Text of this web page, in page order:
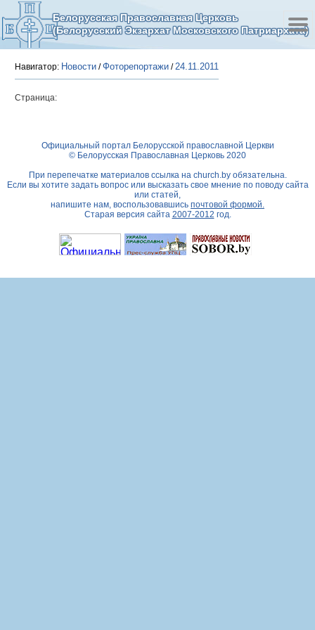
Белорусская Православная Церковь
(Белорусский Экзархат Московского Патриархата)
Навигатор: Новости /Фоторепортажи /24.11.2011
Страница:
Официальный портал Белорусской православной Церкви
© Белорусская Православная Церковь 2020
При перепечатке материалов ссылка на church.byобязательна.
Если вы хотите задать вопрос или высказать свое мнение по поводу сайта
или статей,
напишите нам, воспользовавшись почтовой формой.
Старая версия сайта 2007-2012 год.